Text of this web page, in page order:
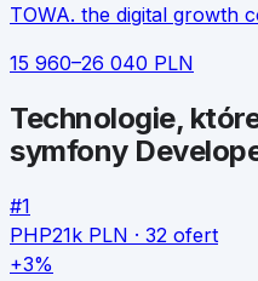
TOWA. the digital growth
15 960–26 040 PLN
Technologie,
symfony
#1
PHP21k PLN · 32 ofert
+3%